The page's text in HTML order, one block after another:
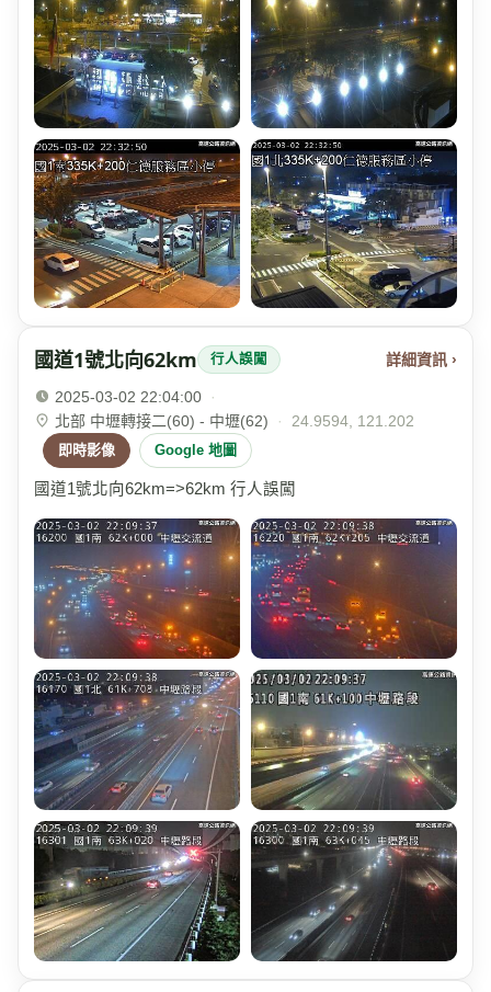
國道1號北向62km 行人誤闖 詳細資訊 ›
2025-03-02 22:04:00
·
北部 中壢轉接二(60) - 中壢(62)
· 24.9594, 121.202
即時影像 Google 地圖
國道1號北向62km=>62km 行人誤闖